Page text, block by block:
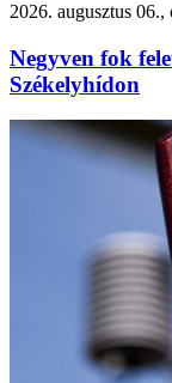
2026. augusztus 06.,
Negyven fok
Székelyhídon